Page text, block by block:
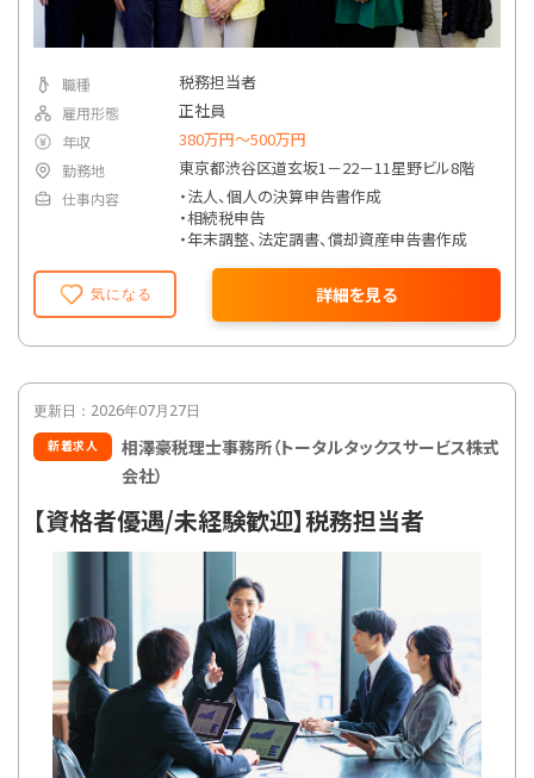
気になる 詳細を見る
職種 税務担当者
雇用形態 正社員
年収 380万円〜500万円
勤務地 東京都渋谷区道玄坂1－22－11星野ビル8階
仕事内容
・法人、個人の決算申告書作成
・相続税申告
・年末調整、法定調書、償却資産申告書作成
更新日：2026年07月27日
新着求人
相澤豪税理士事務所（トータルタックスサービス株式
会社）
【資格者優遇/未経験歓迎】税務担当者